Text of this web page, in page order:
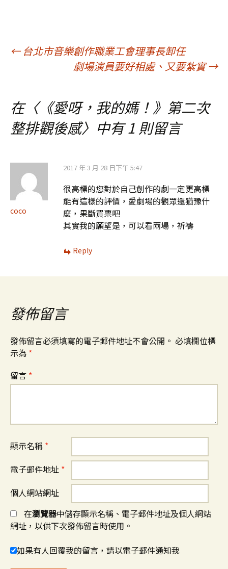
文
導
覽
←台北市音樂創作職業工會理事長卸任
劇場演員要好相處、又要紮實→
在〈《愛呀，我的媽！》第二次
整排觀後感〉中有 1 則留言
coco
2017 年 3 月 28 日下午 5:47
很高標的您對於自己創作的劇一定更高標
能有這樣的評價，愛劇場的觀眾還猶豫什
麼，果斷買票吧
其實我的願望是，可以看兩場，祈禱
Reply
發佈留言
發佈留言必須填寫的電子郵件地址不會公開。 必填欄位標
示為 *
留言 *
顯示名稱 *
電子郵件地址 *
個人網站網址
在瀏覽器中儲存顯示名稱、電子郵件地址及個人網站
網址，以供下次發佈留言時使用。
如果有人回覆我的留言，請以電子郵件通知我